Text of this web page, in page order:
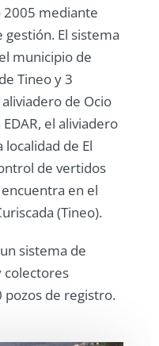
2005 mediante
gestión. El sistema
municipio de
Tineo y 3
de Ocio
el aliviadero
localidad de El
de vertidos
encuentra en el
(Tineo).
sistema de
colectores
pozos de registro.